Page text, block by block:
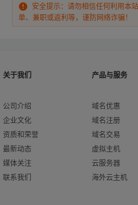
安全提示：请勿相信任何利用本
单、兼职或返利等，谨防网络诈骗！
关于我们
公司介绍
企业文化
资质和荣誉
最新动态
媒体关注
联系我们
产品与服务
域名优惠
域名注册
域名交易
虚拟主机
云服务器
海外云主机